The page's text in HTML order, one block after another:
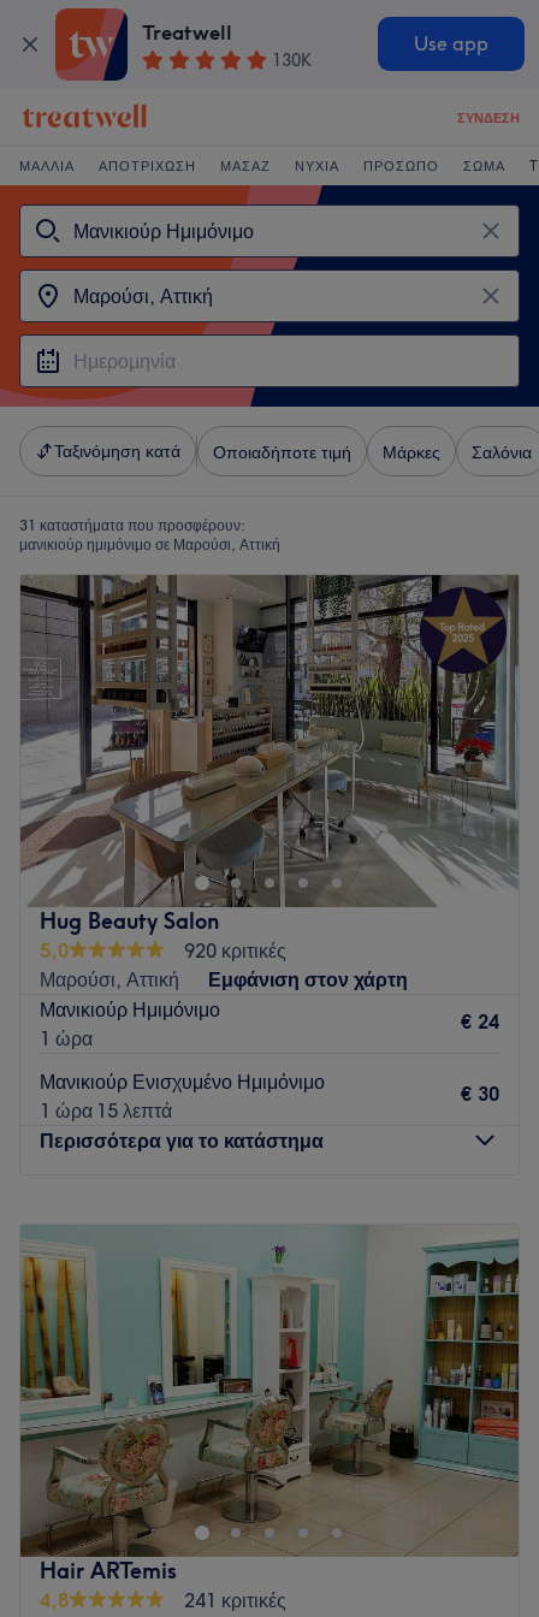
Treatwell
130K
Use app
ΣΎΝΔΕΣΗ
ΜΑΛΛΙΆ ΑΠΟΤΡΊΧΩΣΗ ΜΑΣΆΖ ΝΎΧΙΑ ΠΡΌΣΩΠΟ ΣΏΜΑ
Ταξινόμηση κατά Οποιαδήποτε τιμή Μάρκες Σαλόνια
31 καταστήματα που προσφέρουν:
μανικιούρ ημιμόνιμο σε Μαρούσι, Αττική
Hug Beauty Salon
5,0
920 κριτικές
Μαρούσι, Αττική
Εμφάνιση στον χάρτη
Μανικιούρ Ημιμόνιμο
1 ώρα
€ 24
Μανικιούρ Ενισχυμένο Ημιμόνιμο
1 ώρα 15 λεπτά
€ 30
Περισσότερα για το κατάστημα
Τετάρτη
20:00
Πέμπτη
20:00
Παρασκευή
20:00
Σάββατο
18:00
Κυριακή
Κλειστό
Η περιποίηση των άκρων είναι πολύ σημαντική υπόθεση όχι
μόνο από άποψη υγιεινής αλλά και για τη διάθεσή σου. Το
Hug Beauty Salon στο Μαρούσι προσφέρει υπηρεσίες
μανικιούρ και πεντικιούρ υψηλών προδιαγραφών,
κατάλληλες να σου χαρίσουν ένα χαμόγελο και να σου
ανεβάσουν το ηθικό. Το κατάστημα απευθύνεται σε άντρες
και γυναίκες, ενώ για ακόμα πιο ολοκληρωμένη εμπειρία
Hair ARTemis
4,8
241 κριτικές